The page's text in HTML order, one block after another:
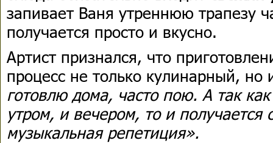
запивает Ваня утреннюю трапезу
получается просто и вкусно.
Артист признался, что
процесс не только кулинарный,
готовлю дома, часто пою. А так
утром, и вечером, то и получается
музыкальная репетиция».